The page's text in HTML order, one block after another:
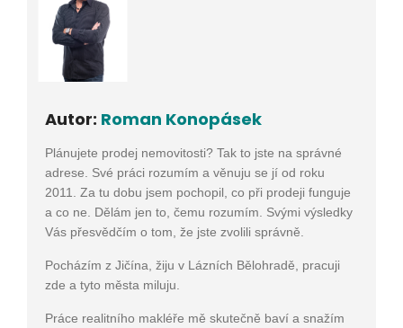
Autor: Roman Konopásek
Plánujete prodej nemovitosti? Tak to jste na správné
adrese. Své práci rozumím a věnuju se jí od roku
2011. Za tu dobu jsem pochopil, co při prodeji funguje
a co ne. Dělám jen to, čemu rozumím. Svými výsledky
Vás přesvědčím o tom, že jste zvolili správně.
Pocházím z Jičína, žiju v Lázních Bělohradě, pracuji
zde a tyto města miluju.
Práce realitního makléře mě skutečně baví a snažím